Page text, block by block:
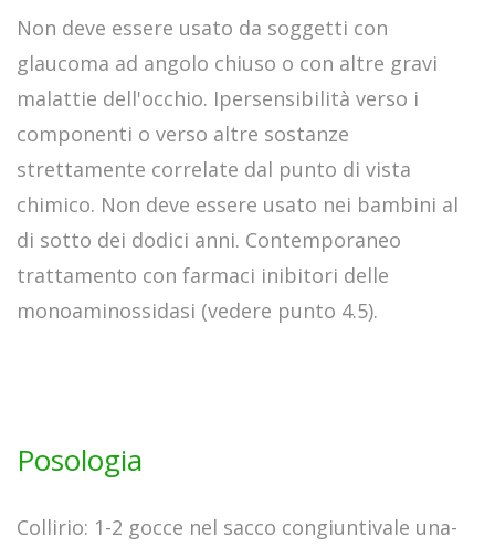
Non deve essere usato da soggetti con
glaucoma ad angolo chiuso o con altre gravi
malattie dell'occhio. Ipersensibilità verso i
componenti o verso altre sostanze
strettamente correlate dal punto di vista
chimico. Non deve essere usato nei bambini al
di sotto dei dodici anni. Contemporaneo
trattamento con farmaci inibitori delle
monoaminossidasi (vedere punto 4.5).
Posologia
Collirio: 1-2 gocce nel sacco congiuntivale una-